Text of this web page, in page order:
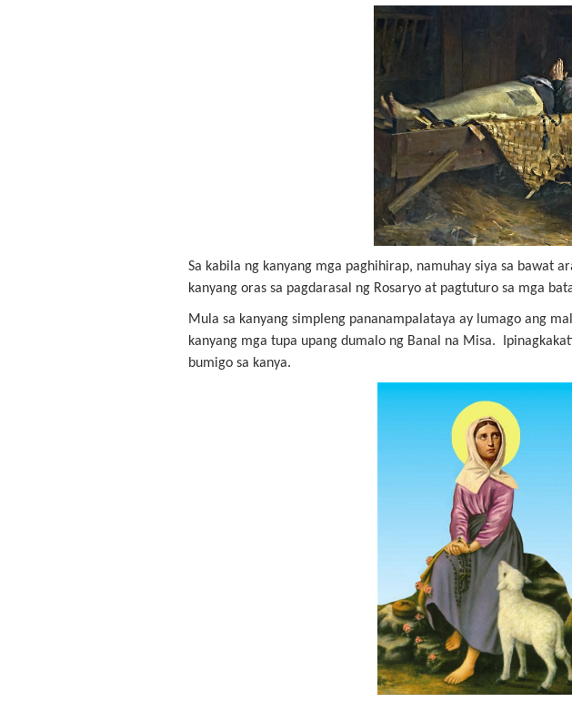
Sa kabila ng kanyang mga paghihirap, namuhay siya sa bawat
kanyang oras sa pagdarasal ng Rosaryo at pagtuturo sa mga
Mula sa kanyang simpleng pananampalataya ay lumago ang
kanyang mga tupa upang dumalo ng Banal na Misa.
bumigo sa kanya.